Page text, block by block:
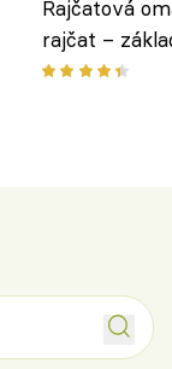
Rajčatová
rajčat –